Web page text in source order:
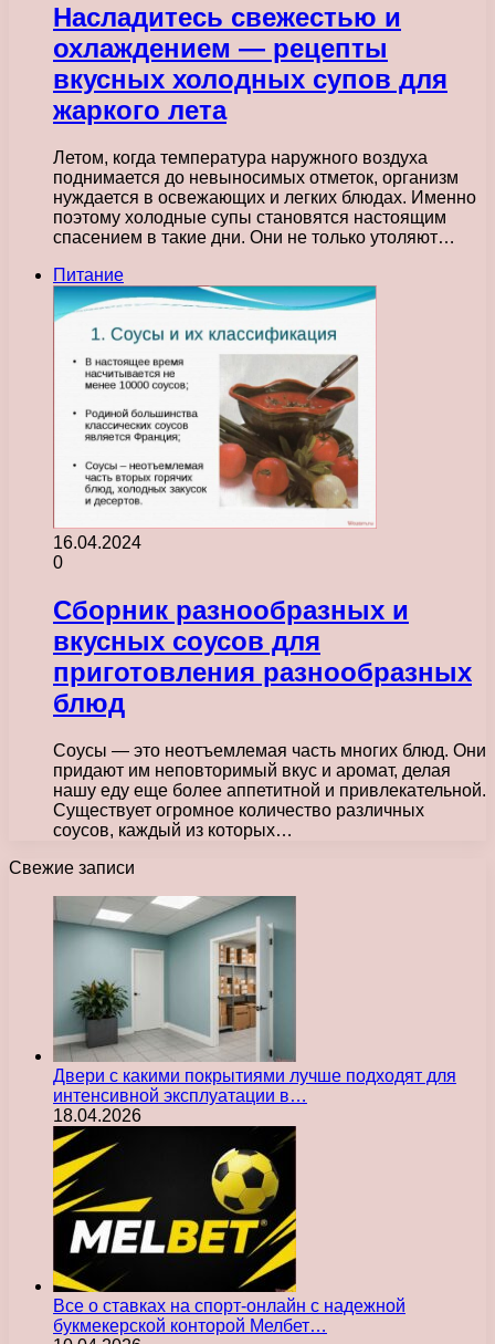
Насладитесь свежестью и
охлаждением — рецепты
вкусных холодных супов для
жаркого лета
Летом, когда температура наружного воздуха
поднимается до невыносимых отметок, организм
нуждается в освежающих и легких блюдах. Именно
поэтому холодные супы становятся настоящим
спасением в такие дни. Они не только утоляют…
Питание
16.04.2024
0
Сборник разнообразных и
вкусных соусов для
приготовления разнообразных
блюд
Соусы — это неотъемлемая часть многих блюд. Они
придают им неповторимый вкус и аромат, делая
нашу еду еще более аппетитной и привлекательной.
Существует огромное количество различных
соусов, каждый из которых…
Свежие записи
Двери с какими покрытиями лучше подходят для
интенсивной эксплуатации в…
18.04.2026
Все о ставках на спорт-онлайн с надежной
букмекерской конторой Мелбет…